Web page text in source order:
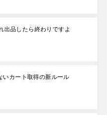
出品したら終わりですよ
いカート取得の新ルール